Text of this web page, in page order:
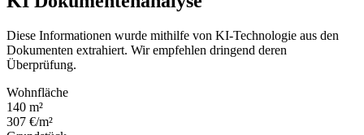
Diese Informationen wurde mithilfe von KI-Technologie aus den
Dokumenten extrahiert. Wir empfehlen dringend deren
Überprüfung.
Wohnfläche
140 m²
307 €/m²